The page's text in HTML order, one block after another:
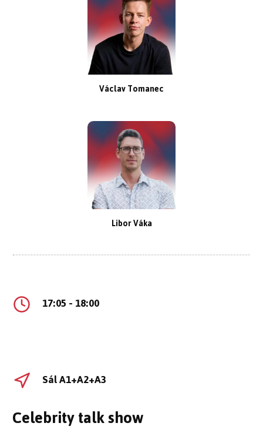
Václav Tomanec
Libor Váka
17:05 - 18:00
Sál A1+A2+A3
Celebrity talk show